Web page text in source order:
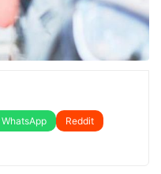
WhatsApp
Reddit